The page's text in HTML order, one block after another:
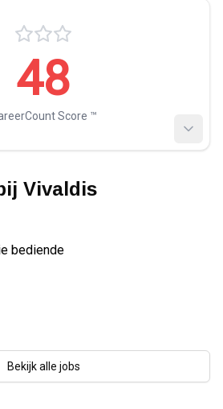
48
Score ™️
Vivaldis
bediende
Bekijk alle jobs